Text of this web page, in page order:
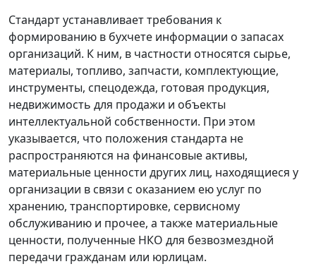
Стандарт устанавливает требования к
формированию в бухчете информации о запасах
организаций. К ним, в частности относятся сырье,
материалы, топливо, запчасти, комплектующие,
инструменты, спецодежда, готовая продукция,
недвижимость для продажи и объекты
интеллектуальной собственности. При этом
указывается, что положения стандарта не
распространяются на финансовые активы,
материальные ценности других лиц, находящиеся у
организации в связи с оказанием ею услуг по
хранению, транспортировке, сервисному
обслуживанию и прочее, а также материальные
ценности, полученные НКО для безвозмездной
передачи гражданам или юрлицам.